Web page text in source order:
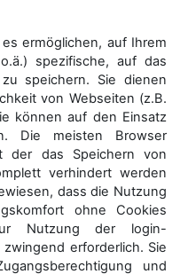
ermöglichen, auf Ihrem
spezifische, auf das
speichern. Sie dienen
von Webseiten (z.B.
können auf den Einsatz
Die meisten Browser
der das Speichern von
verhindert werden
dass die Nutzung
ohne Cookies
Nutzung der login-
erforderlich. Sie
und